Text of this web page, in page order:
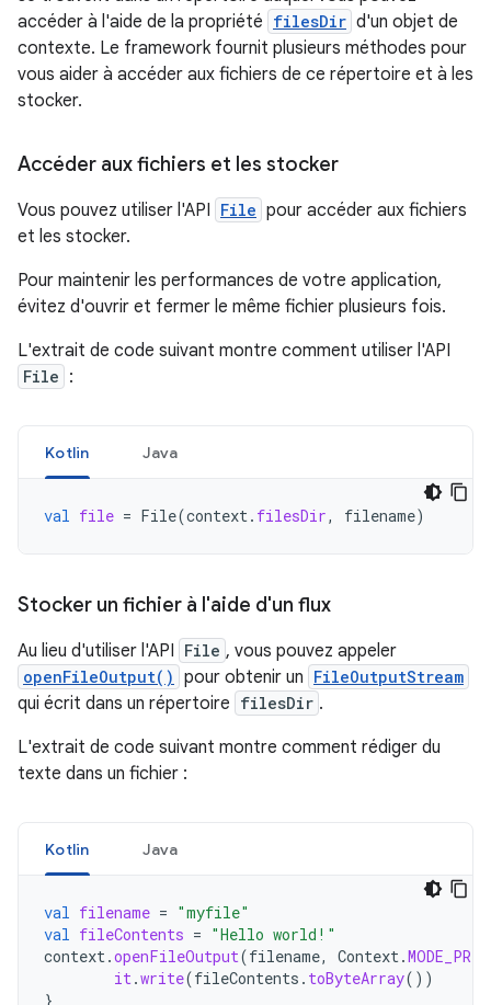
accéder à l'aide de la propriété filesDir d'un objet de
contexte. Le framework fournit plusieurs méthodes pour
vous aider à accéder aux fichiers de ce répertoire et à les
stocker.
Accéder aux fichiers et les stocker
Vous pouvez utiliser l'API File pour accéder aux fichiers
et les stocker.
Pour maintenir les performances de votre application,
évitez d'ouvrir et fermer le même fichier plusieurs fois.
L'extrait de code suivant montre comment utiliser l'API
File :
Kotlin Java
val file = File(context. filesDir, filename)
Stocker un fichier à l'aide d'un flux
Au lieu d'utiliser l'API File , vous pouvez appeler
openFileOutput() pour obtenir un FileOutputStream
qui écrit dans un répertoire filesDir .
L'extrait de code suivant montre comment rédiger du
texte dans un fichier :
Kotlin Java
val filename = "myfile"
val fileContents = "Hello world!"
context.openFileOutput(filename, Context.
it.write(fileContents . toByteArray())
}